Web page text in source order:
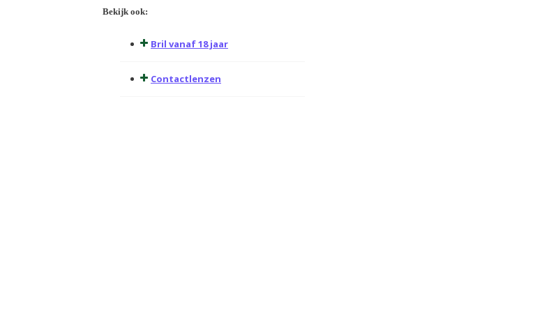
Bekijk ook:
Bril vanaf 18 jaar
Contactlenzen